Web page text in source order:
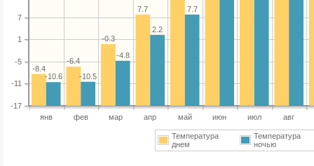
янв фев мар апр май июн июл авг
-17
-11
-5
1
7
7.7
-0.3
-6.4
-8.4
7.7
2.2
-4.8
-10.5
-10.6
Температура
днем
Температура
ночью